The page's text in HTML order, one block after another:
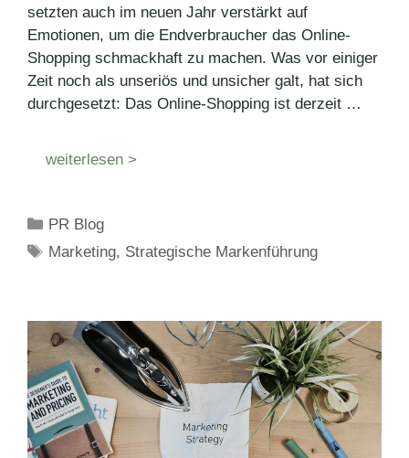
setzten auch im neuen Jahr verstärkt auf
Emotionen, um die Endverbraucher das Online-
Shopping schmackhaft zu machen. Was vor einiger
Zeit noch als unseriös und unsicher galt, hat sich
durchgesetzt: Das Online-Shopping ist derzeit …
weiterlesen >
Kategorien
PR Blog
Schlagwörter
Marketing, Strategische Markenführung